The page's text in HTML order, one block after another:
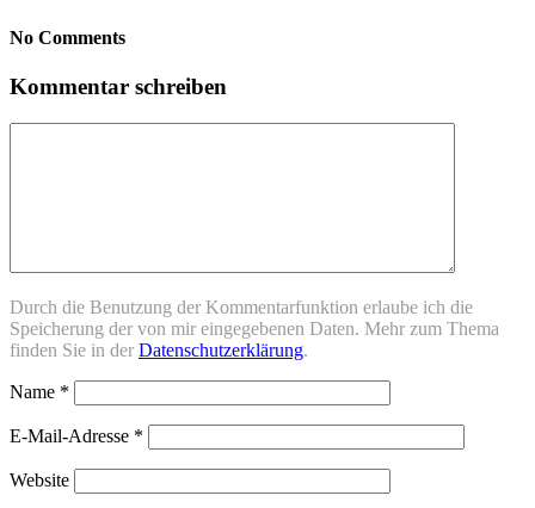
No Comments
Kommentar schreiben
Durch die Benutzung der Kommentarfunktion erlaube ich die
Speicherung der von mir eingegebenen Daten. Mehr zum Thema
finden Sie in der Datenschutzerklärung.
Name *
E-Mail-Adresse *
Website